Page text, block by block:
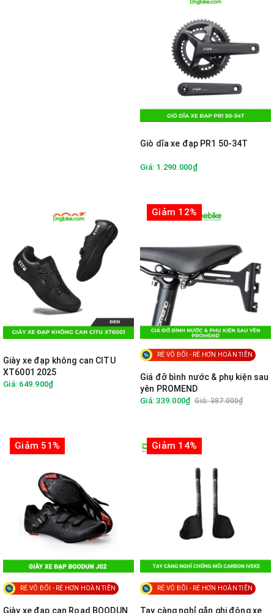
Giò dĩa xe đạp PR1 50-34T
Giá: 1.290.000₫
Giày xe đạp không can CITU
XT6001 2025
Giá: 649.900₫
Giảm 12%
RẺ VÔ ĐỐI - RẺ HƠN HOÀN TIỀN
Giá đỡ bình nước & phụ kiện sau
yên PROMEND
Giá: 339.000₫ Giá: 387.000₫
Giảm 51%
RẺ VÔ ĐỐI - RẺ HƠN HOÀN TIỀN
Giày xe đạp can Road BOODUN
Giảm 14%
RẺ VÔ ĐỐI - RẺ HƠN HOÀN TIỀN
Tay càng nghỉ gắn ghi đông xe